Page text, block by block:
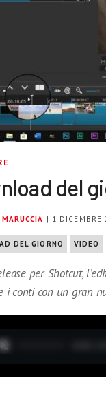
del
| 1 DICEMBRE
DEL GIORNO VIDEO
per Shotcut,
i conti con un gran